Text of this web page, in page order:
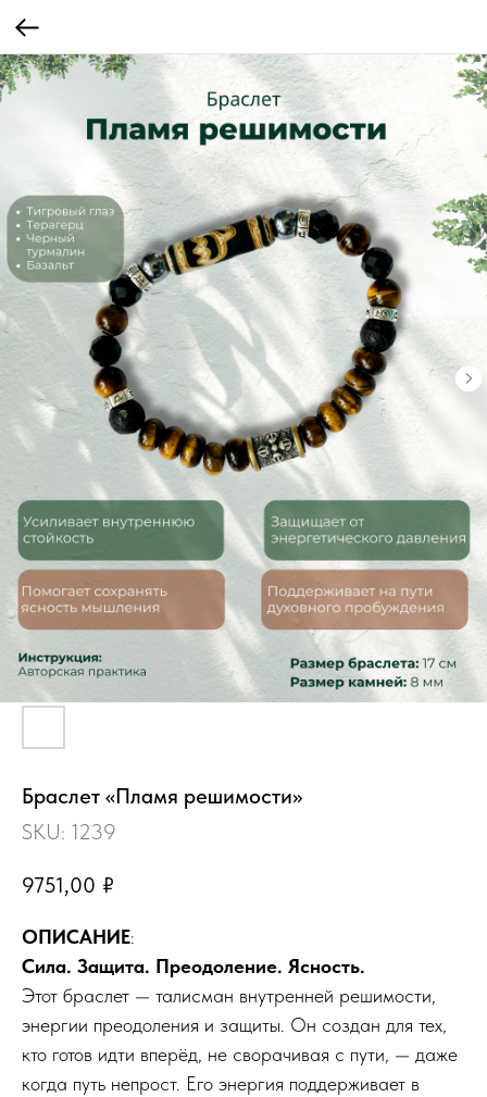
Браслет «Пламя решимости»
SKU: 1239
9751,00 ₽
ОПИСАНИЕ:
Сила. Защита. Преодоление. Ясность.
Этот браслет — талисман внутренней решимости,
энергии преодоления и защиты. Он создан для тех,
кто готов идти вперёд, не сворачивая с пути, — даже
когда путь непрост. Его энергия поддерживает в